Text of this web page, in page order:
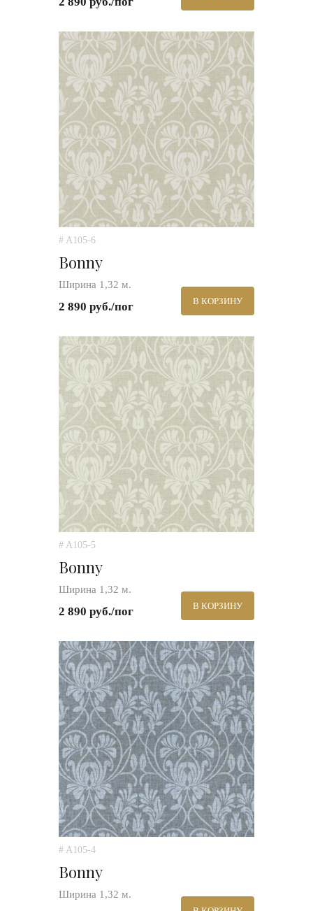
# A105-6
Bonny
Ширина 1,32 м.
2 890 руб./пог В КОРЗИНУ
# A105-5
Bonny
Ширина 1,32 м.
2 890 руб./пог В КОРЗИНУ
# A105-4
Bonny
Ширина 1,32 м.